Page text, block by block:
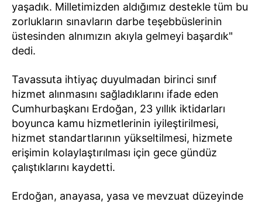
yaşadık. Milletimizden aldığımız destekle tüm bu
zorlukların sınavların darbe teşebbüslerinin
üstesinden alnımızın akıyla gelmeyi başardık"
dedi.
Tavassuta ihtiyaç duyulmadan birinci sınıf
hizmet alınmasını sağladıklarını ifade eden
Cumhurbaşkanı Erdoğan, 23 yıllık iktidarları
boyunca kamu hizmetlerinin iyileştirilmesi,
hizmet standartlarının yükseltilmesi, hizmete
erişimin kolaylaştırılması için gece gündüz
çalıştıklarını kaydetti.
Erdoğan, anayasa, yasa ve mevzuat düzeyinde